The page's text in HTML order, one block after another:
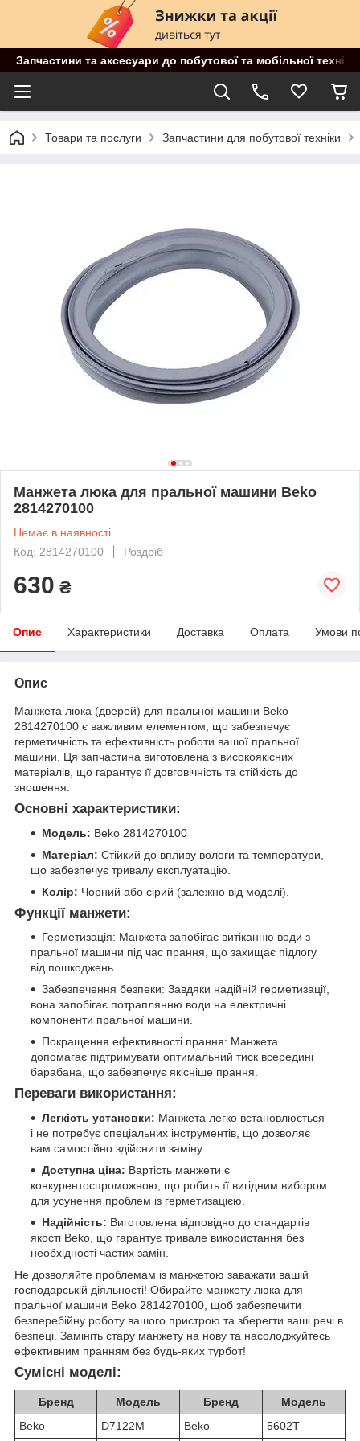
Запчастини та аксесуари до побутової та мобільної
Товари та послуги Запчастини для побутової техніки
Манжета люка для пральної машини Beko
2814270100
Немає в наявності
Код: 2814270100
Роздріб
630 ₴
Опис Характеристики Доставка Оплата Умови
Опис
Манжета люка (дверей) для пральної машини Beko
2814270100 є важливим елементом, що забезпечує
герметичність та ефективність роботи вашої пральної
машини. Ця запчастина виготовлена з високоякісних
матеріалів, що гарантує її довговічність та стійкість до
зношення.
Основні характеристики:
Модель: Beko 2814270100
Матеріал: Стійкий до впливу вологи та температури,
що забезпечує тривалу експлуатацію.
Колір: Чорний або сірий (залежно від моделі).
Функції манжети:
Герметизація: Манжета запобігає витіканню води з
пральної машини під час прання, що захищає підлогу
від пошкоджень.
Забезпечення безпеки: Завдяки надійній герметизації,
вона запобігає потраплянню води на електричні
компоненти пральної машини.
Покращення ефективності прання: Манжета
допомагає підтримувати оптимальний тиск всередині
барабана, що забезпечує якісніше прання.
Переваги використання:
Легкість установки: Манжета легко встановлюється
і не потребує спеціальних інструментів, що дозволяє
вам самостійно здійснити заміну.
Доступна ціна: Вартість манжети є
конкурентоспроможною, що робить її вигідним вибором
для усунення проблем із герметизацією.
Надійність: Виготовлена відповідно до стандартів
якості Beko, що гарантує тривале використання без
необхідності частих замін.
Не дозволяйте проблемам із манжетою заважати вашій
господарській діяльності! Обирайте манжету люка для
пральної машини Beko 2814270100, щоб забезпечити
безперебійну роботу вашого пристрою та зберегти ваші речі в
безпеці. Замініть стару манжету на нову та насолоджуйтесь
ефективним пранням без будь-яких турбот!
Сумісні моделі:
Бренд Модель Бренд
Модель
Beko
D7122M Beko 5602T